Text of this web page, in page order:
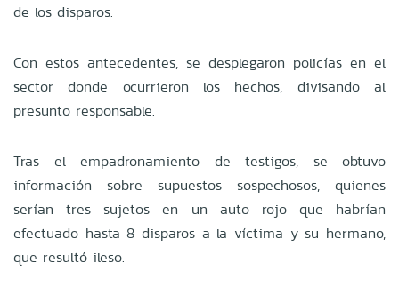
de los disparos.
Con estos antecedentes, se desplegaron policías en el
sector donde ocurrieron los hechos, divisando al
presunto responsable.
Tras el empadronamiento de testigos, se obtuvo
información sobre supuestos sospechosos, quienes
serían tres sujetos en un auto rojo que habrían
efectuado hasta 8 disparos a la víctima y su hermano,
que resultó ileso.